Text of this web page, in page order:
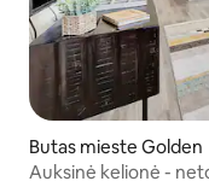
Butas mieste Golden
Auksinė kelionė -